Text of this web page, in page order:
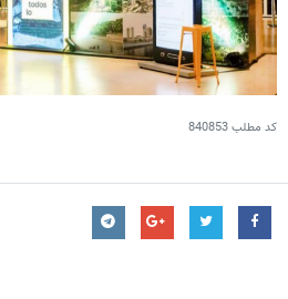
کد مطلب840853